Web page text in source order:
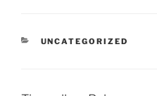
UNCATEGORIZED